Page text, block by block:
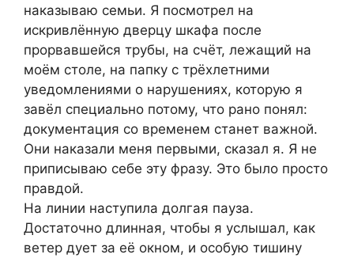
наказываю семьи. Я посмотрел на
искривлённую дверцу шкафа после
прорвавшейся трубы, на счёт, лежащий на
моём столе, на папку с трёхлетними
уведомлениями о нарушениях, которую я
завёл специально потому, что рано понял:
документация со временем станет важной.
Они наказали меня первыми, сказал я. Я не
приписываю себе эту фразу. Это было просто
правдой.
На линии наступила долгая пауза.
Достаточно длинная, чтобы я услышал, как
ветер дует за её окном, и особую тишину